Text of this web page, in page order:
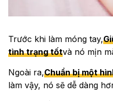
Trước khi làm móng tay,
tình trạng tốtvà nó mịn
Ngoài ra,Chuẩn bị một
làm vậy, nó sẽ dễ dàng